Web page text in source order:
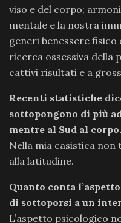
viso e del corpo;
mentale e la nostra
generi benessere
ricerca ossessiva della
cattivi risultati e a
Recenti statistiche
sottopongono di più
mentre al Sud al corpo.
Nella mia casistica
alla latitudine.
Quanto conta
di sottoporsi a un
L’aspetto psicologico